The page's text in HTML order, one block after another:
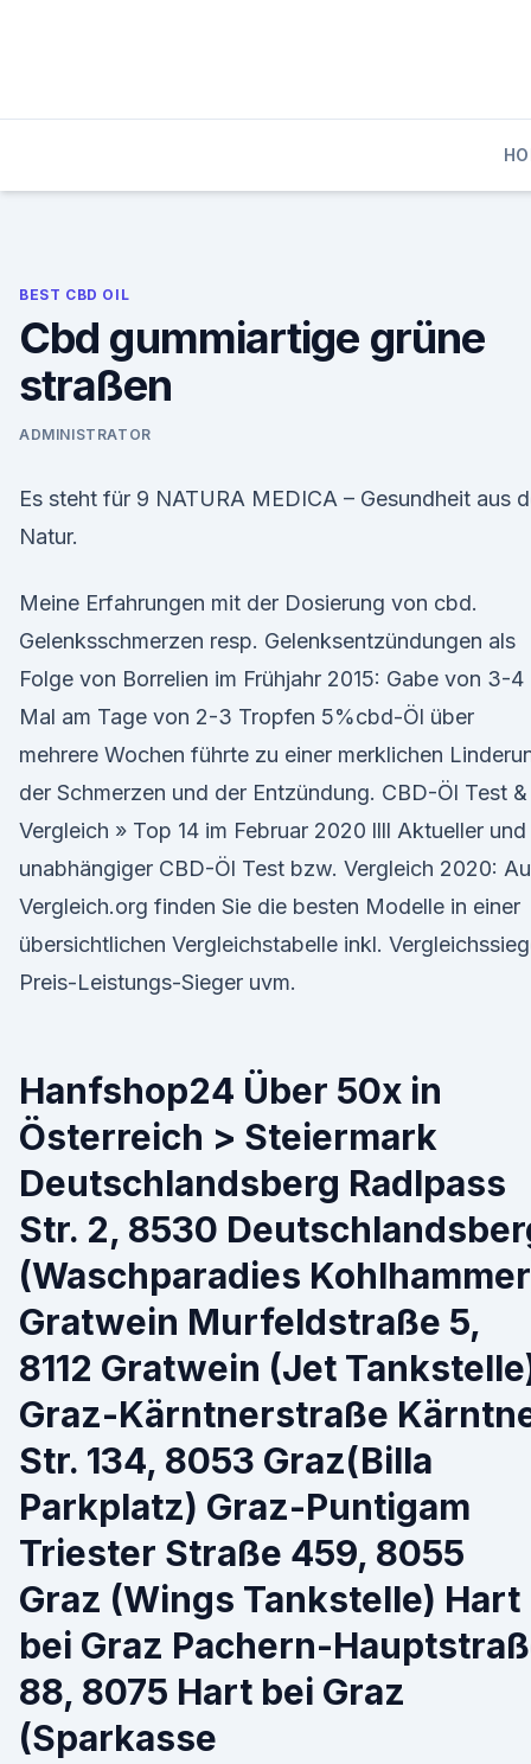
BEST CBD OIL
Cbd gummiartige grüne
straßen
ADMINISTRATOR
Es steht für 9 NATURA MEDICA – Gesundheit aus
Natur.
Meine Erfahrungen mit der Dosierung von cbd.
Gelenksschmerzen resp. Gelenksentzündungen als
Folge von Borrelien im Frühjahr 2015: Gabe von 3-4
Mal am Tage von 2-3 Tropfen 5%cbd-Öl über
mehrere Wochen führte zu einer merklichen
der Schmerzen und der Entzündung. CBD-Öl Test &
Vergleich » Top 14 im Februar 2020 llll Aktueller und
unabhängiger CBD-Öl Test bzw. Vergleich 2020:
Vergleich.org finden Sie die besten Modelle in einer
übersichtlichen Vergleichstabelle inkl.
Preis-Leistungs-Sieger uvm.
Hanfshop24 Über 50x in
Österreich > Steiermark
Deutschlandsberg Radlpass
Str. 2, 8530
(Waschparadies
Gratwein Murfeldstraße 5,
8112 Gratwein (Jet
Graz-Kärntnerstraße
Str. 134, 8053 Graz(Billa
Parkplatz) Graz-Puntigam
Triester Straße 459, 8055
Graz (Wings Tankstelle) Hart
bei Graz Pachern-
88, 8075 Hart bei Graz
(Sparkasse